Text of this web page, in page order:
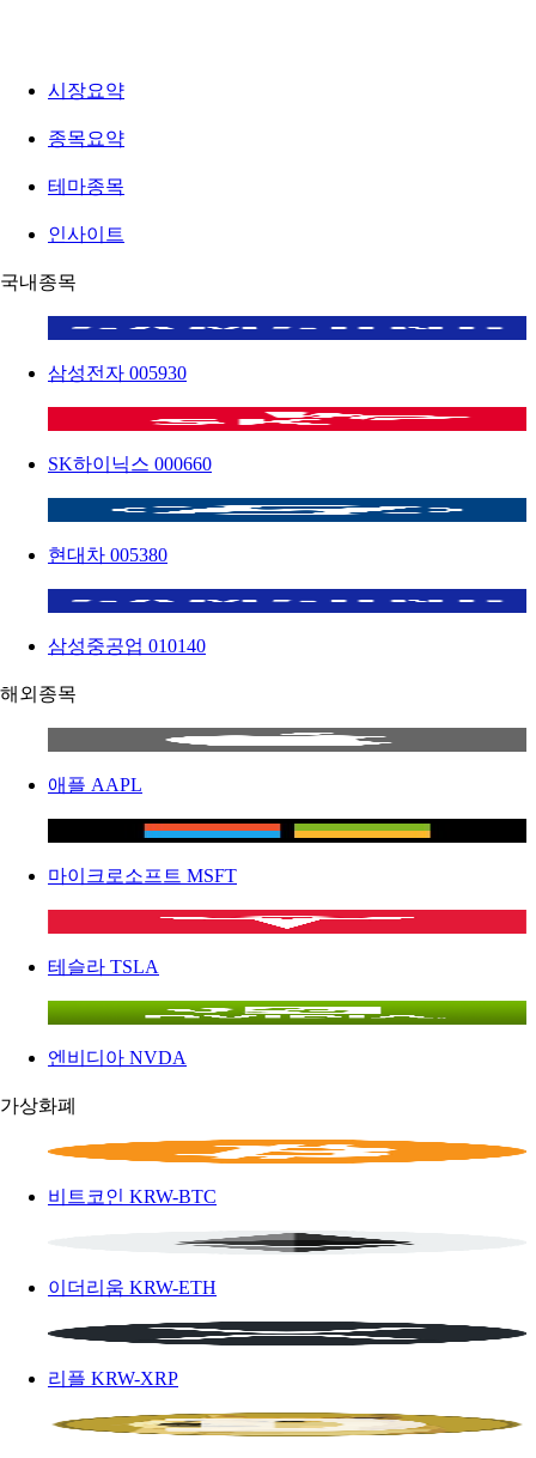
시장요약
종목요약
테마종목
인사이트
국내종목
삼성전자 005930
SK하이닉스 000660
현대차 005380
삼성중공업 010140
해외종목
애플 AAPL
마이크로소프트 MSFT
테슬라 TSLA
엔비디아 NVDA
가상화폐
비트코인 KRW-BTC
이더리움 KRW-ETH
리플 KRW-XRP